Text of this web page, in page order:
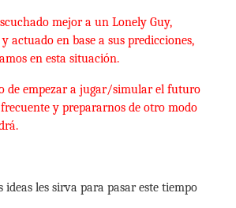
mejor a un Lonely Guy,
actuado en base a sus predicciones,
en esta situación.
de empezar a jugar/simular el futuro
y prepararnos de otro modo
ideas les sirva para pasar este tiempo